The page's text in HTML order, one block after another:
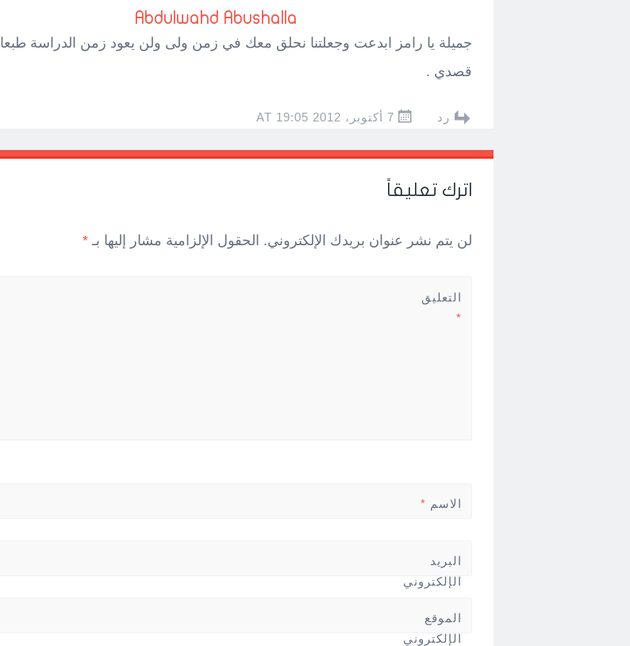
Abdulwahd Abushalla
جميلة يا رامز ابدعت وجعلتنا نحلق معك في زمن ولى ولن يعود زمن الدراسة طبعا
قصدي .
رد 7 أكتوبر، 2012 AT 19:05
اترك تعليقاً
لن يتم نشر عنوان بريدك الإلكتروني. الحقول الإلزامية مشار إليها بـ *
التعليق
*
الاسم *
البريد
الإلكتروني
الموقع
الإلكتروني